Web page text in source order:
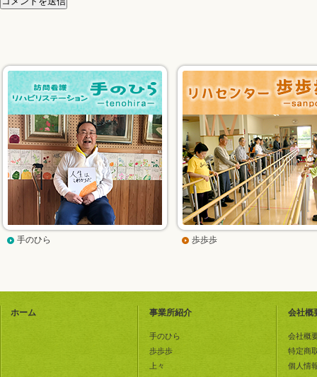
手のひら 歩歩歩
ホーム 事業所紹介
手のひら
歩歩歩
上々
会社概
会社概
特定商
個人情